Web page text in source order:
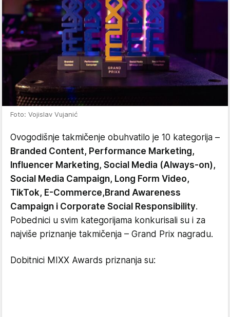
Foto: Vojislav Vujanić
Ovogodišnje takmičenje obuhvatilo je 10 kategorija –
Branded Content, Performance Marketing,
Influencer Marketing, Social Media (Always-on),
Social Media Campaign, Long Form Video,
TikTok, E-Commerce,Brand Awareness
Campaign i Corporate Social Responsibility.
Pobednici u svim kategorijama konkurisali su i za
najviše priznanje takmičenja – Grand Prix nagradu.
Dobitnici MIXX Awards priznanja su: